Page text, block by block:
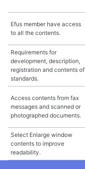
Efus member have access
to all the contents.
Requirements for
development, description,
registration and contents of
standards.
Access contents from fax
messages and scanned or
photographed documents.
Select Enlarge window
contents to improve
readability.